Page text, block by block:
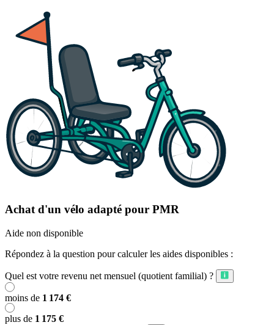
Achat d'un vélo adapté pour PMR
Aide non disponible
Répondez à la question pour calculer les aides disponibles :
Quel est votre revenu net mensuel (quotient familial) ?
moins de 1 174 €
plus de 1 175 €